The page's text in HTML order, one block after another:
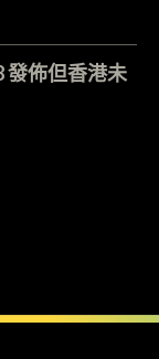
發佈但香港未